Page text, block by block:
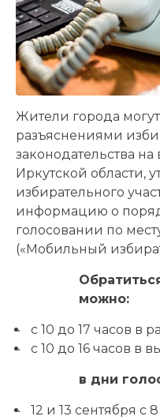
Жители города могут
разъяснениями
законодательства
Иркутской области,
избирательного
информацию о
голосовании по
(«Мобильный
можно:
с 10 до 17 часов в
с 10 до 16 часов в
в дни
12 и 13 сентября с